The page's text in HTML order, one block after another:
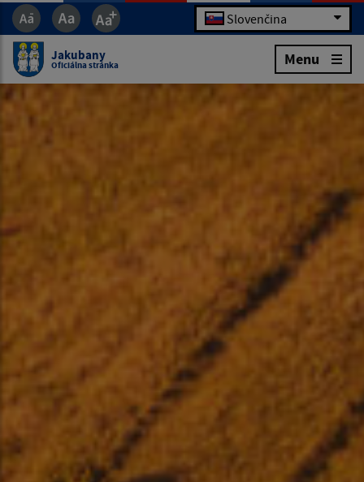
Slovenčina
Jakubany
Oficiálna stránka Menu